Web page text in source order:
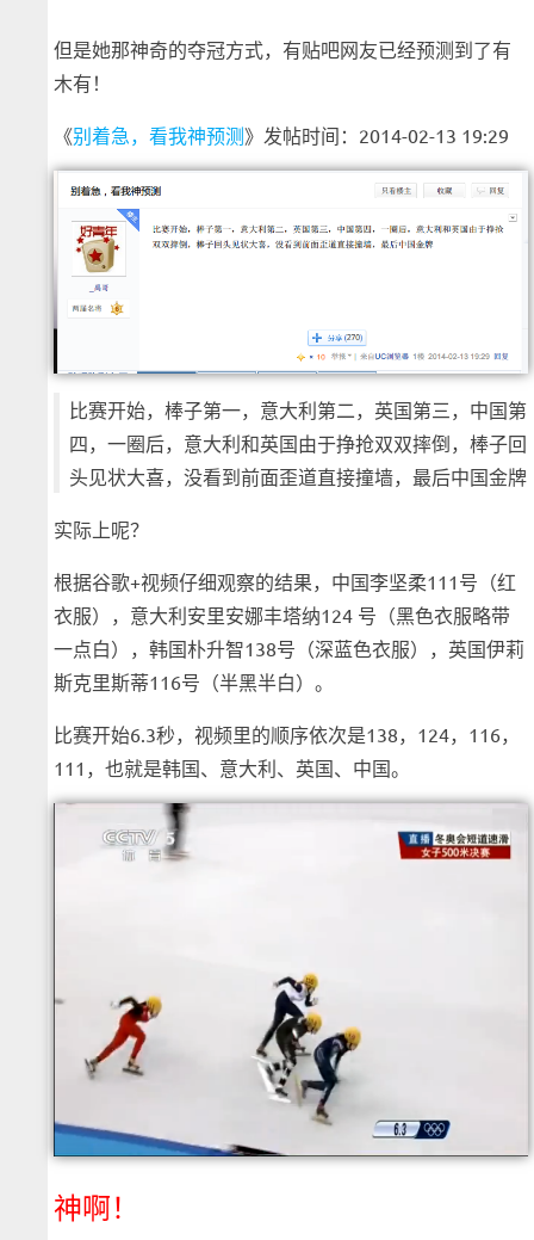
但是她那神奇的夺冠方式，有贴吧网友已经预测到了有
木有！
《别着急，看我神预测》发帖时间：2014-02-13 19:29
比赛开始，棒子第一，意大利第二，英国第三，中国第
四，一圈后，意大利和英国由于挣抢双双摔倒，棒子回
头见状大喜，没看到前面歪道直接撞墙，最后中国金牌
实际上呢？
根据谷歌+视频仔细观察的结果，中国李坚柔111号（红
衣服），意大利安里安娜丰塔纳124 号（黑色衣服略带
一点白），韩国朴升智138号（深蓝色衣服），英国伊莉
斯克里斯蒂116号（半黑半白）。
比赛开始6.3秒，视频里的顺序依次是138，124，116，
111，也就是韩国、意大利、英国、中国。
神啊！